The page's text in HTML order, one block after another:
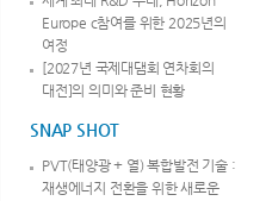
Europe c참여를 위한 2025년의
여정
[2027년 국제대댐회 연차회의
대전]의 의미와 준비 현황
SNAP SHOT
PVT(태양광 + 열) 복합발전 기술 :
재생에너지 전환을 위한 새로운